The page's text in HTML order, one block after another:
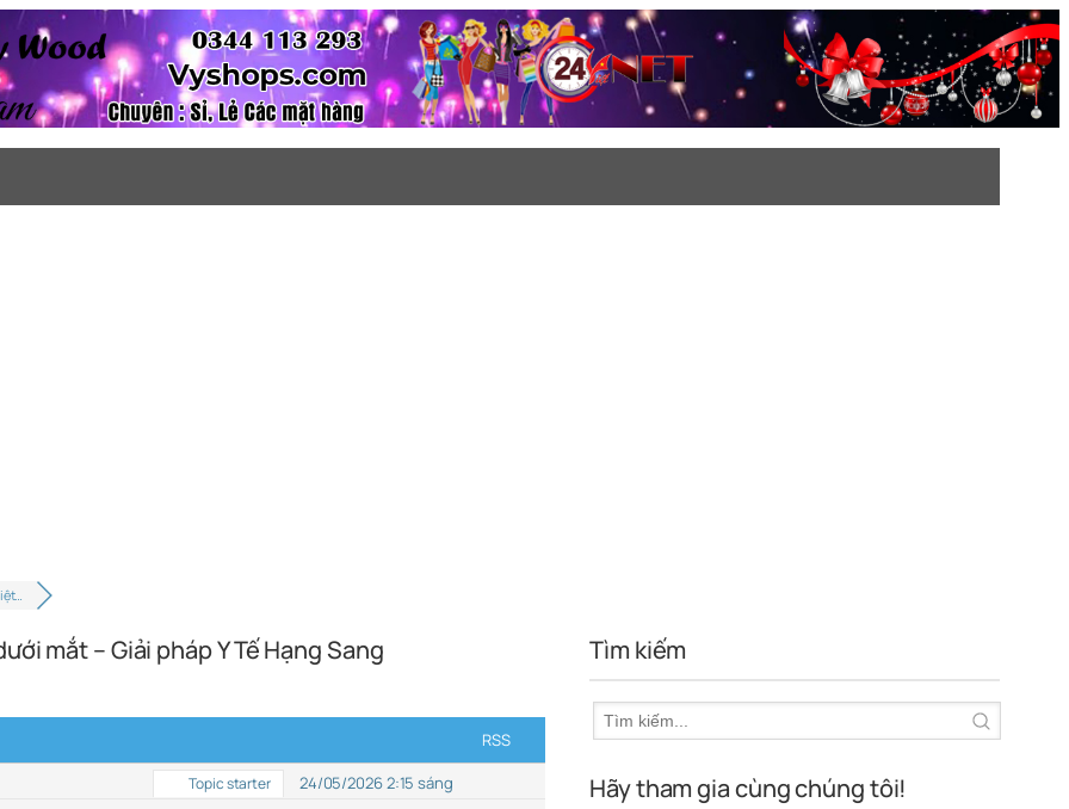
mắt – Giải pháp Y Tế Hạng Sang
RSS
Topic starter 24/05/2026 2:15 sáng
Tìm kiếm
Hãy tham gia cùng chúng tôi!